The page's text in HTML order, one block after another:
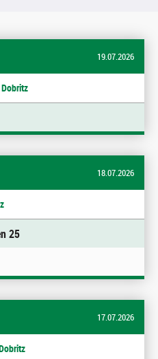
19.07.2026
18.07.2026
25
17.07.2026